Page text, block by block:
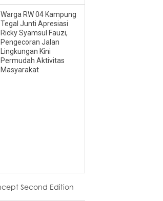
Warga RW 04 Kampung
Tegal Junti Apresiasi
Ricky Syamsul Fauzi,
Pengecoran Jalan
Lingkungan Kini
Permudah Aktivitas
Masyarakat